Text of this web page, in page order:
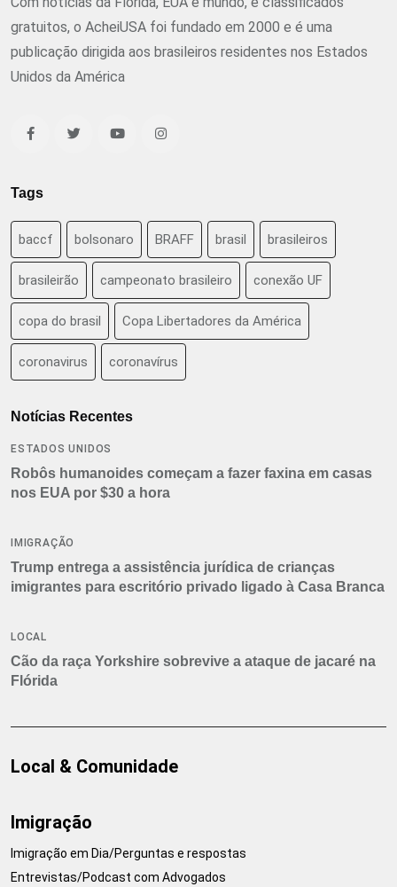
gratuitos, o AcheiUSA foi fundado em 2000 e é uma
publicação dirigida aos brasileiros residentes nos Estados
Unidos da América
Tags
baccf bolsonaro BRAFF brasil brasileiros
brasileirão campeonato brasileiro conexão UF
copa do brasil Copa Libertadores da América
coronavirus coronavírus
Notícias Recentes
ESTADOS UNIDOS
Robôs humanoides começam a fazer faxina em casas
nos EUA por $30 a hora
IMIGRAÇÃO
Trump entrega a assistência jurídica de crianças
imigrantes para escritório privado ligado à Casa Branca
LOCAL
Cão da raça Yorkshire sobrevive a ataque de jacaré na
Flórida
Local & Comunidade
Imigração
Imigração em Dia/Perguntas e respostas
Entrevistas/Podcast com Advogados